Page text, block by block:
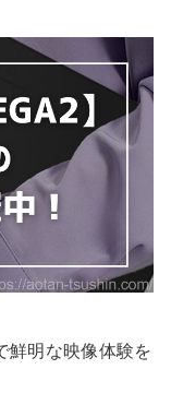
鮮明な映像体験を